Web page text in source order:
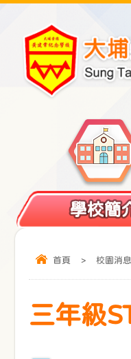
學校簡
首頁 > 校園消息
三年級